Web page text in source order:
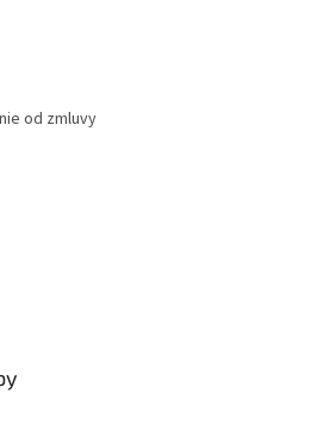
od zmluvy